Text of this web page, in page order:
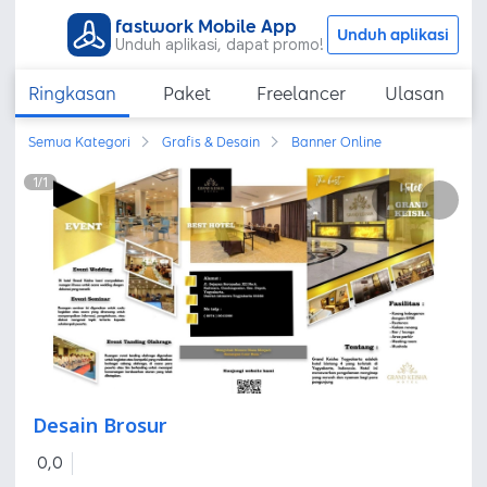
fastwork Mobile App
Unduh aplikasi, dapat promo! Unduh aplikasi
Ringkasan Paket Freelancer Ulasan
Semua Kategori Grafis & Desain Banner Online
1/1
Desain Brosur
0,0